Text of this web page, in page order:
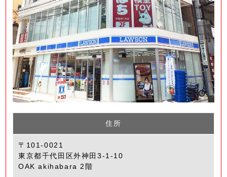
住所
〒101-0021
東京都千代田区外神田3-1-10
OAK akihabara 2階